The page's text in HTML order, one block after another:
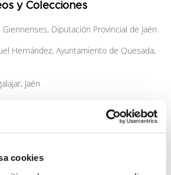
cookies
y Colecciones
Diputación Provincial de Jaén
Hernández, Ayuntamiento de Quesada,
Jaén